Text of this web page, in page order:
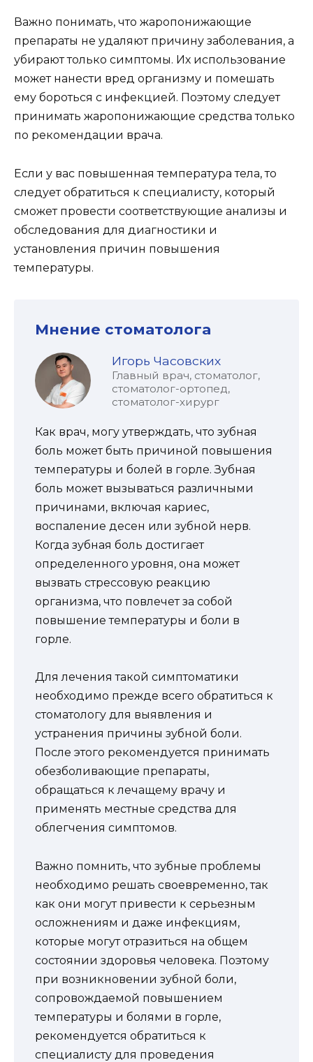
Важно понимать, что жаропонижающие
препараты не удаляют причину заболевания, а
убирают только симптомы. Их использование
может нанести вред организму и помешать
ему бороться с инфекцией. Поэтому следует
принимать жаропонижающие средства только
по рекомендации врача.
Если у вас повышенная температура тела, то
следует обратиться к специалисту, который
сможет провести соответствующие анализы и
обследования для диагностики и
установления причин повышения
температуры.
Мнение стоматолога
Игорь Часовских
Главный врач, стоматолог,
стоматолог-ортопед,
стоматолог-хирург
Как врач, могу утверждать, что зубная
боль может быть причиной повышения
температуры и болей в горле. Зубная
боль может вызываться различными
причинами, включая кариес,
воспаление десен или зубной нерв.
Когда зубная боль достигает
определенного уровня, она может
вызвать стрессовую реакцию
организма, что повлечет за собой
повышение температуры и боли в
горле.
Для лечения такой симптоматики
необходимо прежде всего обратиться к
стоматологу для выявления и
устранения причины зубной боли.
После этого рекомендуется принимать
обезболивающие препараты,
обращаться к лечащему врачу и
применять местные средства для
облегчения симптомов.
Важно помнить, что зубные проблемы
необходимо решать своевременно, так
как они могут привести к серьезным
осложнениям и даже инфекциям,
которые могут отразиться на общем
состоянии здоровья человека. Поэтому
при возникновении зубной боли,
сопровождаемой повышением
температуры и болями в горле,
рекомендуется обратиться к
специалисту для проведения